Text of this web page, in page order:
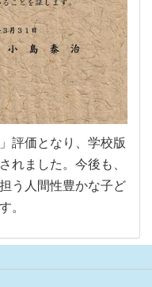
評価となり、学校版
れました。今後も、
う人間性豊かな子ど
。